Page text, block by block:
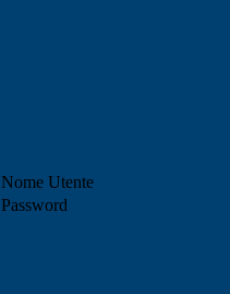
Nome Utente
Password